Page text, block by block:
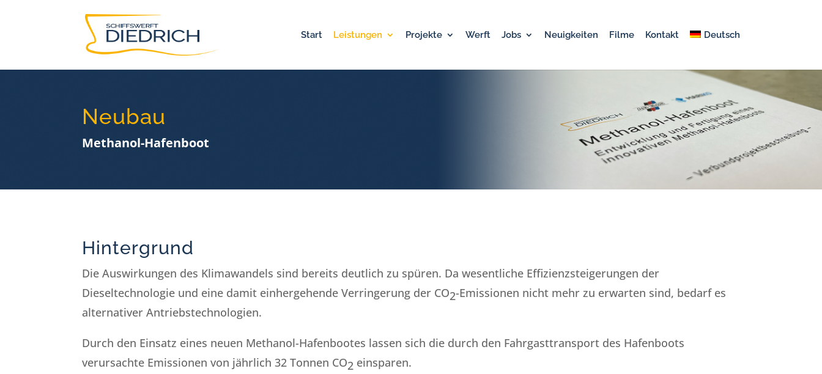
Start Leistungen Projekte Werft Jobs Neuigkeiten Filme Kontakt Deutsch
Neubau
Methanol-Hafenboot
Hintergrund
Die Auswirkungen des Klimawandels sind bereits deutlich zu spüren. Da wesentliche Effizienzsteigerungen der
Dieseltechnologie und eine damit einhergehende Verringerung der CO2-Emissionen nicht mehr zu erwarten sind, bedarf es
alternativer Antriebstechnologien.
Durch den Einsatz eines neuen Methanol-Hafenbootes lassen sich die durch den Fahrgasttransport des Hafenboots
verursachte Emissionen von jährlich 32 Tonnen CO2 einsparen.